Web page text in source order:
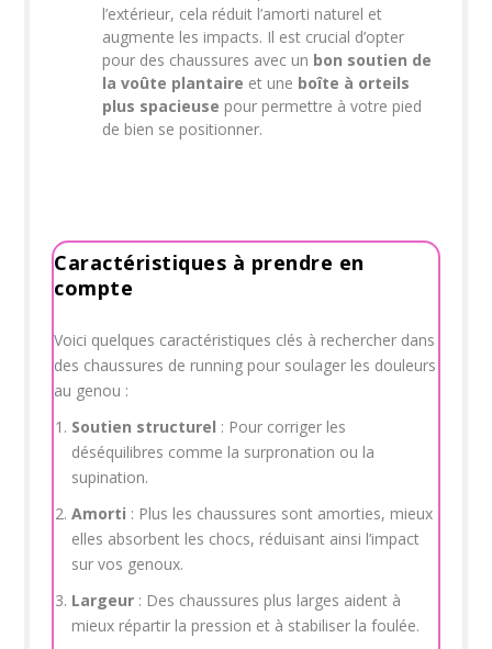
l’extérieur, cela réduit l’amorti naturel et
augmente les impacts. Il est crucial d’opter
pour des chaussures avec un bon soutien de
la voûte plantaire et une boîte à orteils
plus spacieuse pour permettre à votre pied
de bien se positionner.
Caractéristiques à prendre en
compte
Voici quelques caractéristiques clés à rechercher dans
des chaussures de running pour soulager les douleurs
au genou :
Soutien structurel : Pour corriger les
déséquilibres comme la surpronation ou la
supination.
Amorti : Plus les chaussures sont amorties, mieux
elles absorbent les chocs, réduisant ainsi l’impact
sur vos genoux.
Largeur : Des chaussures plus larges aident à
mieux répartir la pression et à stabiliser la foulée.